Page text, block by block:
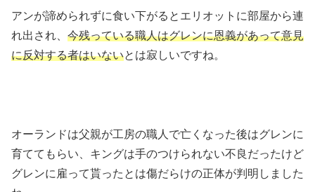
アンが諦められずに食い下がるとエリオットに部屋から連
れ出され、 今残っている職人はグレンに恩義があって意見
に反対する者はいないとは寂しいですね。
オーランドは父親が工房の職人で亡くなった後はグレンに
育ててもらい、キングは手のつけられない不良だったけど
グレンに雇って貰ったとは傷だらけの正体が判明しました